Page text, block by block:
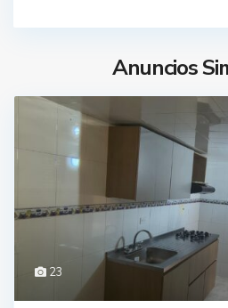
Anuncios
23